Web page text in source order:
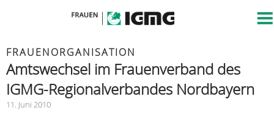
FRAUENORGANISATION
Amtswechsel im Frauenverband des
IGMG-Regionalverbandes Nordbayern
11. Juni 2010